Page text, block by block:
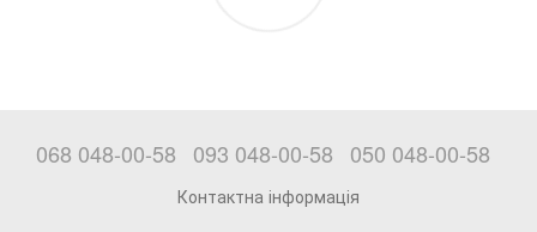
068 048-00-58 093 048-00-58 050 048-00-58
Контактна інформація